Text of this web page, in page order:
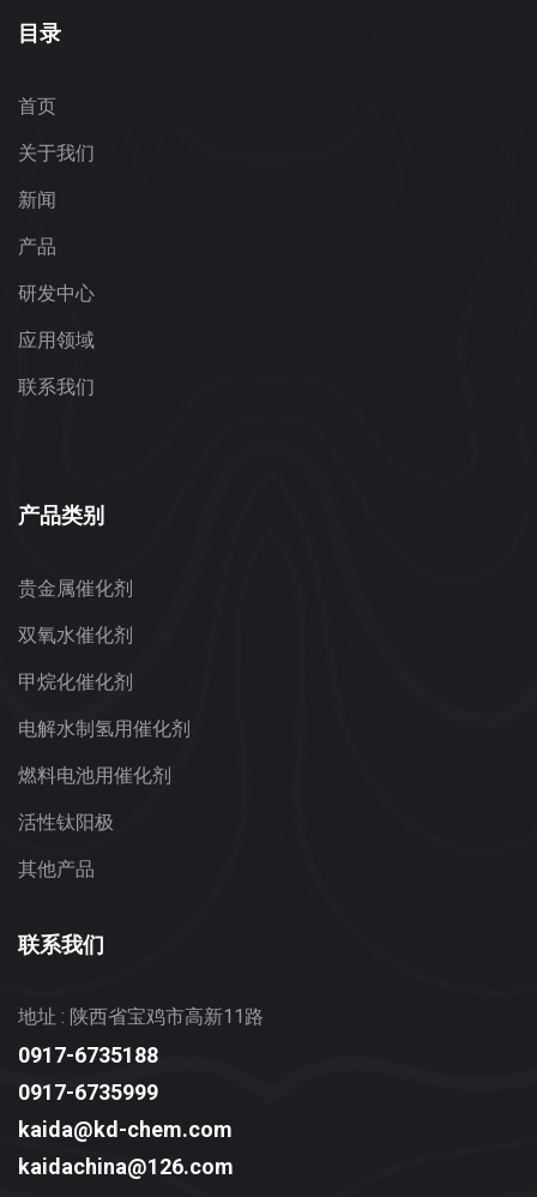
目录
首页
关于我们
新闻
产品
研发中心
应用领域
联系我们
产品类别
贵金属催化剂
双氧水催化剂
甲烷化催化剂
电解水制氢用催化剂
燃料电池用催化剂
活性钛阳极
其他产品
联系我们
地址 : 陕西省宝鸡市高新11路
0917-6735188
0917-6735999
kaida@kd-chem.com
kaidachina@126.com